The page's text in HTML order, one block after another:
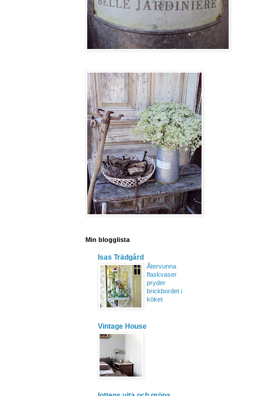
Min blogglista
Isas Trädgård
Återvunna
flaskvaser
pryder
brickbordet i
köket
Vintage House